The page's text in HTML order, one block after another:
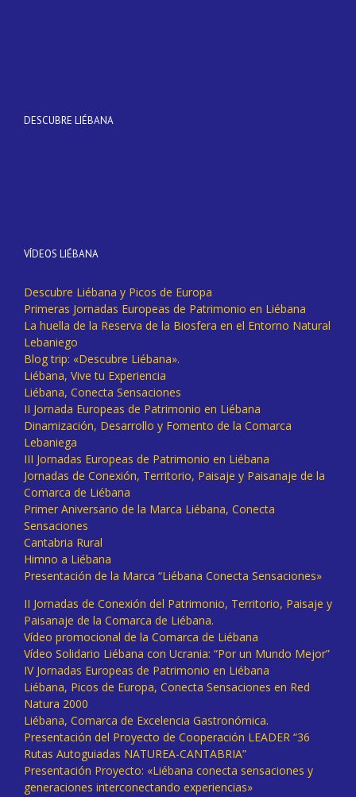
DESCUBRE LIÉBANA
VÍDEOS LIÉBANA
Descubre Liébana y Picos de Europa
Primeras Jornadas Europeas de Patrimonio en Liébana
La huella de la Reserva de la Biosfera en el Entorno Natural
Lebaniego
Blog trip: «Descubre Liébana».
Liébana, Vive tu Experiencia
Liébana, Conecta Sensaciones
II Jornada Europeas de Patrimonio en Liébana
Dinamización, Desarrollo y Fomento de la Comarca
Lebaniega
III Jornadas Europeas de Patrimonio en Liébana
Jornadas de Conexión, Territorio, Paisaje y Paisanaje de la
Comarca de Liébana
Primer Aniversario de la Marca Liébana, Conecta
Sensaciones
Cantabria Rural
Himno a Liébana
Presentación de la Marca “Liébana Conecta Sensaciones»
II Jornadas de Conexión del Patrimonio, Territorio, Paisaje y
Paisanaje de la Comarca de Liébana.
Vídeo promocional de la Comarca de Liébana
Vídeo Solidario Liébana con Ucrania: “Por un Mundo Mejor”
IV Jornadas Europeas de Patrimonio en Liébana
Liébana, Picos de Europa, Conecta Sensaciones en Red
Natura 2000
Liébana, Comarca de Excelencia Gastronómica.
Presentación del Proyecto de Cooperación LEADER “36
Rutas Autoguiadas NATUREA-CANTABRIA”
Presentación Proyecto: «Liébana conecta sensaciones y
generaciones interconectando experiencias»